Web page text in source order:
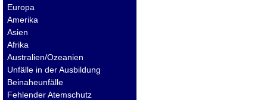
Europa
Amerika
Asien
Afrika
Australien/Ozeanien
Unfälle in der Ausbildung
Beinaheunfälle
Fehlender Atemschutz